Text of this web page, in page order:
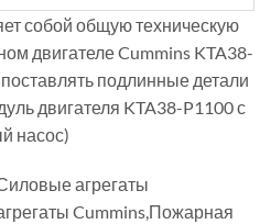
собой общую техническую
двигателе Cummins KTA38-
подлинные детали
двигателя KTA38-P1100 с
насос)
агрегаты
Cummins,Пожарная